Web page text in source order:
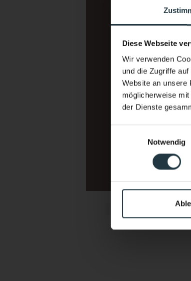
Diese Webseite
Wir verwenden
und die Zugriffe
Website an unsere
möglicherweise
der Dienste
Notwendig
I am interested in:*
Wellness
Mountain
Sports & active
Yoga &
I agree that
of processing